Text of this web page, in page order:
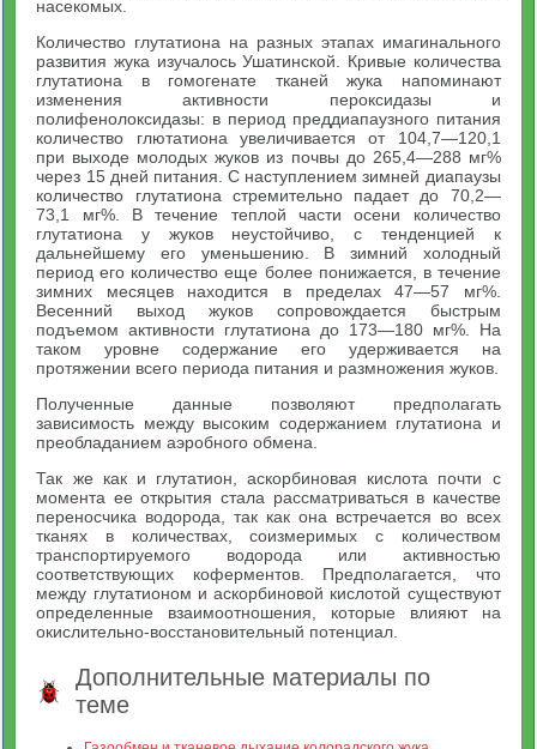
насекомых.
Количество глутатиона на разных этапах имагинального
развития жука изучалось Ушатинской. Кривые количества
глутатиона в гомогенате тканей жука напоминают
изменения активности пероксидазы и
полифенолоксидазы: в период преддиапаузного питания
количество глютатиона увеличивается от 104,7—120,1
при выходе молодых жуков из почвы до 265,4—288 мг%
через 15 дней питания. С наступлением зимней диапаузы
количество глутатиона стремительно падает до 70,2—
73,1 мг%. В течение теплой части осени количество
глутатиона у жуков неустойчиво, с тенденцией к
дальнейшему его уменьшению. В зимний холодный
период его количество еще более понижается, в течение
зимних месяцев находится в пределах 47—57 мг%.
Весенний выход жуков сопровождается быстрым
подъемом активности глутатиона до 173—180 мг%. На
таком уровне содержание его удерживается на
протяжении всего периода питания и размножения жуков.
Полученные данные позволяют предполагать
зависимость между высоким содержанием глутатиона и
преобладанием аэробного обмена.
Так же как и глутатион, аскорбиновая кислота почти с
момента ее открытия стала рассматриваться в качестве
переносчика водорода, так как она встречается во всех
тканях в количествах, соизмеримых с количеством
транспортируемого водорода или активностью
соответствующих коферментов. Предполагается, что
между глутатионом и аскорбиновой кислотой существуют
определенные взаимоотношения, которые влияют на
окислительно-восстановительный потенциал.
Дополнительные материалы по
теме